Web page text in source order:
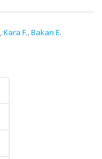
,Kara F.,Bakan E.